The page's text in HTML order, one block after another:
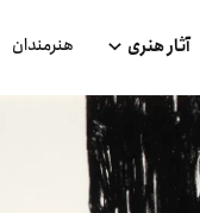
آثار هنری هنرمندان